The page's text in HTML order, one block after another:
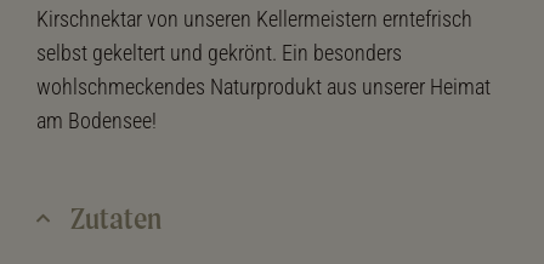
Kirschnektar von unseren Kellermeistern erntefrisch
selbst gekeltert und gekrönt. Ein besonders
wohlschmeckendes Naturprodukt aus unserer Heimat
am Bodensee!
Zutaten